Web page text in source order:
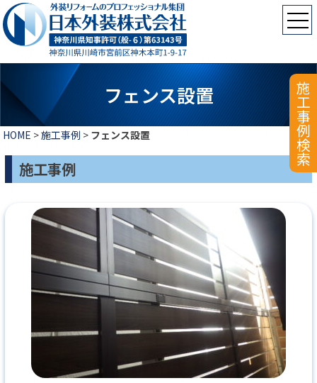
フェンス設置
HOME >施工事例 > フェンス設置 施工事例検索
施工事例